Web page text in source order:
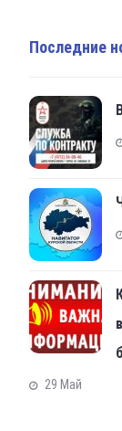
Последние
29 Май